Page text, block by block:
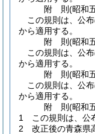
附 則(昭和
この規則は、公
から適用する。
附 則(昭和
この規則は、公
から適用する。
附 則(昭和
この規則は、公
から適用する。
附 則(昭和
1
この規則は、公
2
改正後の青森県